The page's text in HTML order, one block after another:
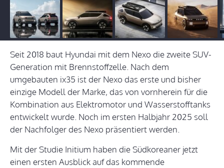
Seit 2018 baut Hyundai mit dem Nexo die zweite SUV-
Generation mit Brennstoffzelle. Nach dem
umgebauten ix35 ist der Nexo das erste und bisher
einzige Modell der Marke, das von vornherein für die
Kombination aus Elektromotor und Wasserstofftanks
entwickelt wurde. Noch im ersten Halbjahr 2025 soll
der Nachfolger des Nexo präsentiert werden.
Mit der Studie Initium haben die Südkoreaner jetzt
einen ersten Ausblick auf das kommende